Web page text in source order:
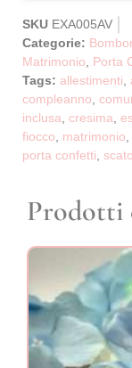
SKU EXA005AV
Categorie:
Matrimonio, Porta
Tags: allestimenti,
compleanno,
inclusa, cresima,
fiocco, matrimonio,
porta confetti,
Prodotti